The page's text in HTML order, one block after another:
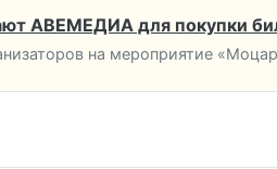
АВЕМЕДИА для покупки
на мероприятие